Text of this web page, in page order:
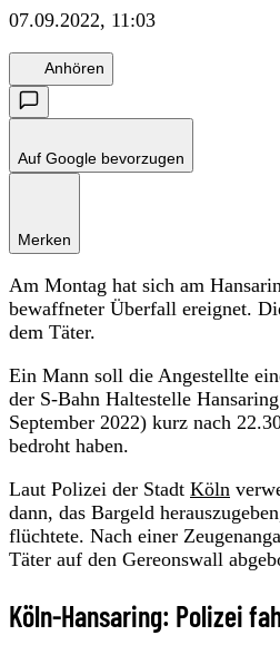
07.09.2022, 11:03
Anhören
Auf Google bevorzugen
Merken
Am Montag hat sich am
bewaffneter Überfall ereignet.
dem Täter.
Ein Mann soll die Angestellte
der S-Bahn Haltestelle
September 2022) kurz nach
bedroht haben.
Laut Polizei der Stadt Köln
dann, das Bargeld
flüchtete. Nach einer
Täter auf den Gereonswall
Köln-Hansaring: Polizei